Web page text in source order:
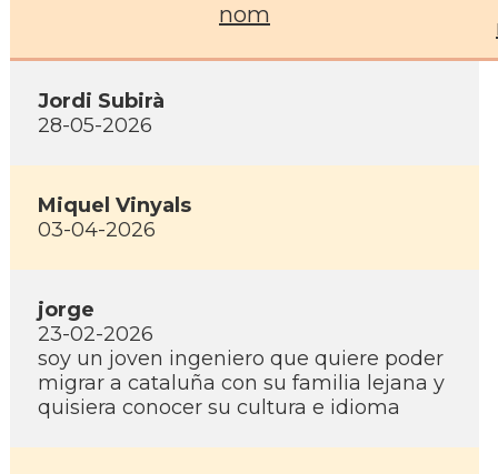
nom
Jordi Subirà
28-05-2026
Miquel Vinyals
03-04-2026
jorge
23-02-2026
soy un joven ingeniero que quiere poder
migrar a cataluña con su familia lejana y
quisiera conocer su cultura e idioma